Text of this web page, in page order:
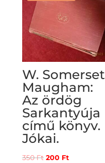
W. Somerset
Maugham:
Az ördög
Sarkantyúja
című könyv.
Jókai.
350Ft Original
200 FtCurrent